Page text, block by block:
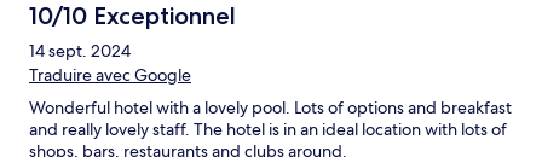
10/10 Exceptionnel
14 sept. 2024
Traduire avec Google
Wonderful hotel with a lovely pool. Lots of options and breakfast
and really lovely staff. The hotel is in an ideal location with lots of
shops, bars, restaurants and clubs around.